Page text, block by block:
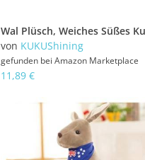
von KUKUShining
gefunden bei Amazon Marketplace
11,89 €